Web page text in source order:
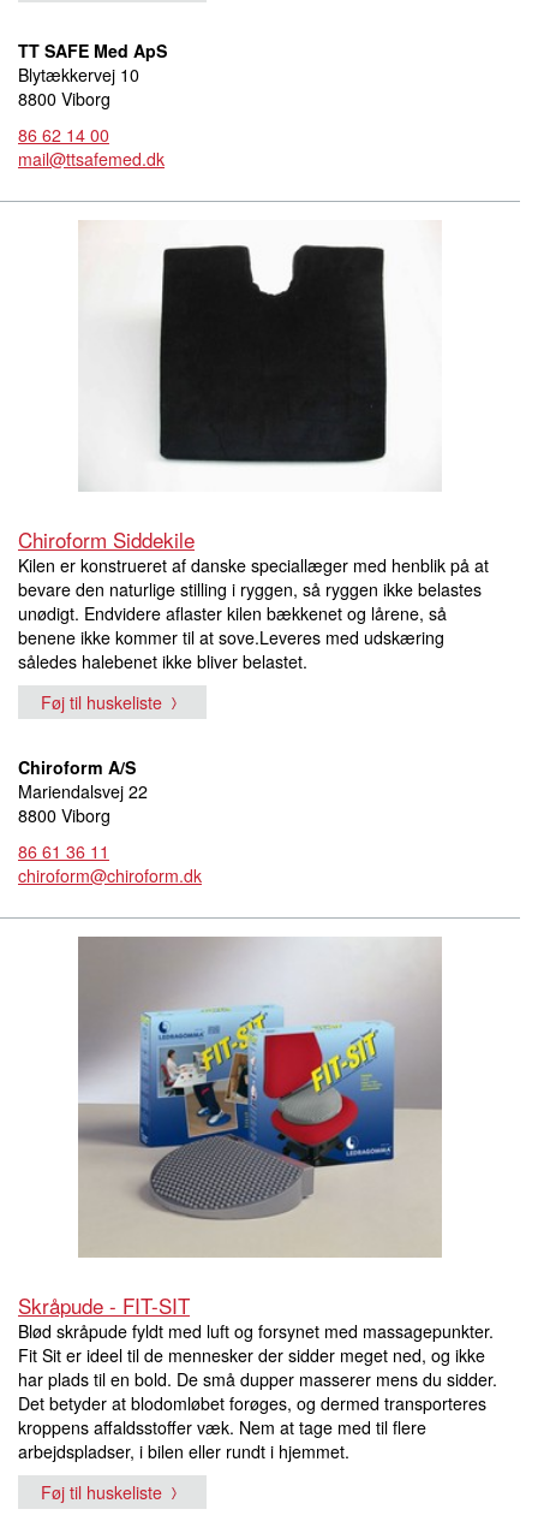
TT SAFE Med ApS
Blytækkervej 10
8800 Viborg
86 62 14 00
mail@ttsafemed.dk
Chiroform Siddekile
Kilen er konstrueret af danske speciallæger med henblik på at
bevare den naturlige stilling i ryggen, så ryggen ikke belastes
unødigt. Endvidere aflaster kilen bækkenet og lårene, så
benene ikke kommer til at sove.Leveres med udskæring
således halebenet ikke bliver belastet.
Føj til huskeliste
Chiroform A/S
Mariendalsvej 22
8800 Viborg
86 61 36 11
chiroform@chiroform.dk
Skråpude - FIT-SIT
Blød skråpude fyldt med luft og forsynet med massagepunkter.
Fit Sit er ideel til de mennesker der sidder meget ned, og ikke
har plads til en bold. De små dupper masserer mens du sidder.
Det betyder at blodomløbet forøges, og dermed transporteres
kroppens affaldsstoffer væk. Nem at tage med til flere
arbejdspladser, i bilen eller rundt i hjemmet.
Føj til huskeliste